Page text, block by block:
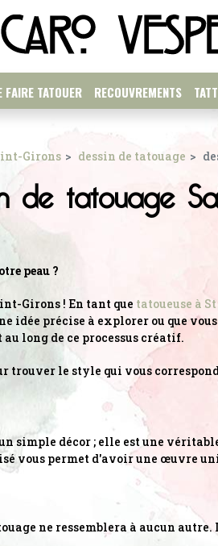
FAIRE TATOUER RECOUVREMENTS
Girons dessin de tatouage
de tatouage
peau ?
Girons ! En tant que tatoueuse à
idée précise à explorer ou que
long de ce processus créatif.
trouver le style qui vous
simple décor ; elle est une
vous permet d'avoir une œuvre
ne ressemblera à aucun